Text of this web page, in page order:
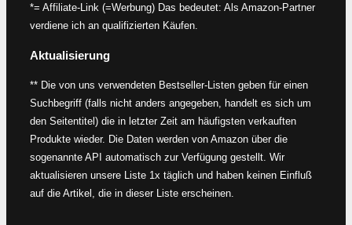
*= Affiliate-Link (=Werbung) Das bedeutet: Als Amazon-Partner
verdiene ich an qualifizierten Käufen.
Aktualisierung
** Die von uns verwendeten Bestseller-Listen geben für einen
Suchbegriff (falls nicht anders angegeben, handelt es sich um
den Seitentitel) die in letzter Zeit am häufigsten verkauften
Produkte wieder. Die Daten werden von Amazon über die
sogenannte API automatisch zur Verfügung gestellt. Wir
aktualisieren unsere Liste 1x täglich und haben keinen Einfluß
auf die Artikel, die in dieser Liste erscheinen.